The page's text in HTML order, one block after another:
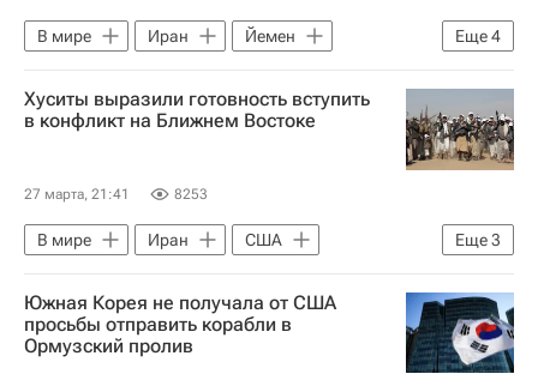
Еще4
В мире Иран
Йемен
Ормузский пролив
Абдель Фаттах ас-Сиси
Ансар Алла
Хуситы выразили готовность вступить
в конфликт на Ближнем Востоке
27 марта, 21:41 8253
Еще3
В мире Иран
США
Ближний Восток
Ансар Алла
Южная Корея не получала от США
просьбы отправить корабли в
Ормузский пролив